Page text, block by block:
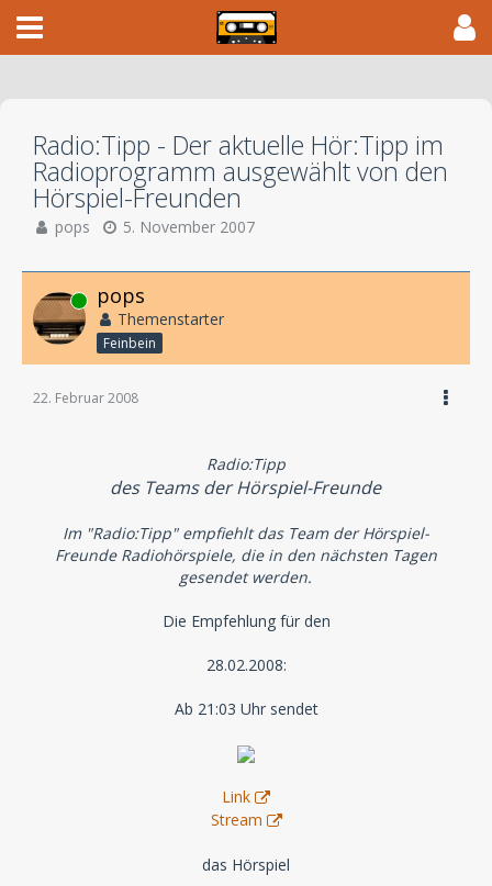
Radio:Tipp - Der aktuelle Hör:Tipp im
Radioprogramm ausgewählt von den
Hörspiel-Freunden
pops 5. November 2007
Online pops
Themenstarter
Feinbein
22. Februar 2008
Radio:Tipp
des Teams der Hörspiel-Freunde
Im "Radio:Tipp" empfiehlt das Team der Hörspiel-
Freunde Radiohörspiele, die in den nächsten Tagen
gesendet werden.
Die Empfehlung für den
28.02.2008:
Ab 21:03 Uhr sendet
Link
Stream
das Hörspiel